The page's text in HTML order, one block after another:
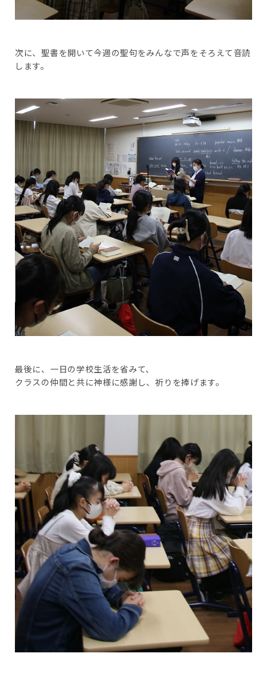
次に、聖書を開いて今週の聖句をみんなで声をそろえて音読
します。
最後に、一日の学校生活を省みて、
クラスの仲間と共に神様に感謝し、祈りを捧げます。